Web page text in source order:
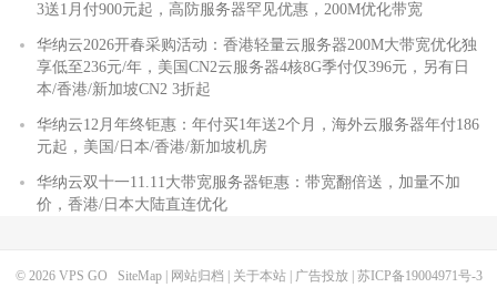
3送1月付900元起，高防服务器罕见优惠，200M优化带宽
华纳云2026开春采购活动：香港轻量云服务器200M大带宽优化独
享低至236元/年，美国CN2云服务器4核8G季付仅396元，另有日
本/香港/新加坡CN2 3折起
华纳云12月年终钜惠：年付买1年送2个月，海外云服务器年付186
元起，美国/日本/香港/新加坡机房
华纳云双十一11.11大带宽服务器钜惠：带宽翻倍送，加量不加
价，香港/日本大陆直连优化
© 2026 VPS GO SiteMap| 网站归档 关于本站| 广告投放| 苏ICP备19004971号-3